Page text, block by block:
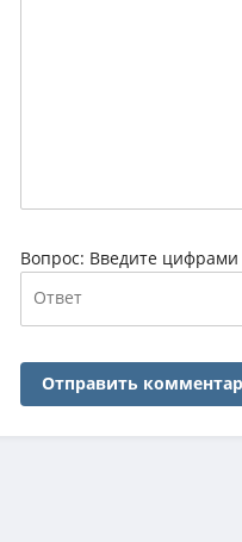
Вопрос: Введите цифрами
Отправить